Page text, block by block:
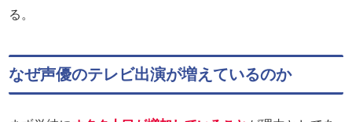
る。
なぜ声優のテレビ出演が増えているのか